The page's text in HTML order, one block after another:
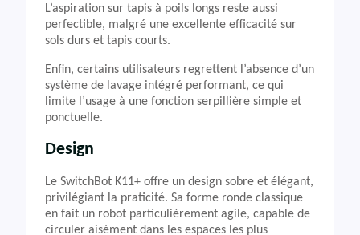
L’aspiration sur tapis à poils longs reste aussi
perfectible, malgré une excellente efficacité sur
sols durs et tapis courts.
Enfin, certains utilisateurs regrettent l’absence d’un
système de lavage intégré performant, ce qui
limite l’usage à une fonction serpillière simple et
ponctuelle.
Design
Le SwitchBot K11+ offre un design sobre et élégant,
privilégiant la praticité. Sa forme ronde classique
en fait un robot particulièrement agile, capable de
circuler aisément dans les espaces les plus